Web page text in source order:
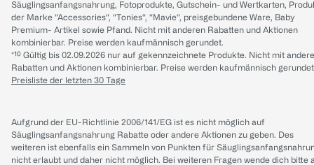
Säuglingsanfangsnahrung, Fotoprodukte, Gutschein- und Wertkarten,
der Marke “Accessories“, “Tonies“, “Mavie“, preisgebundene Ware, Baby
Premium- Artikel sowie Pfand. Nicht mit anderen Rabatten und Aktionen
kombinierbar. Preise werden kaufmännisch gerundet.
*¹⁰ Gültig bis 02.09.2026 nur auf gekennzeichnete Produkte. Nicht mit
Rabatten und Aktionen kombinierbar. Preise werden kaufmännisch
Preisliste der letzten 30 Tage
Aufgrund der EU-Richtlinie 2006/141/EG ist es nicht möglich auf
Säuglingsanfangsnahrung Rabatte oder andere Aktionen zu geben. Des
weiteren ist ebenfalls ein Sammeln von Punkten für
nicht erlaubt und daher nicht möglich. Bei weiteren Fragen wende dich bitte